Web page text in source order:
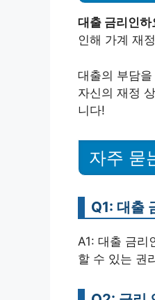
대출 금리인하
인해 가계 재
대출의 부담
자신의 재정
니다!
자주 묻
Q1: 대출
A1: 대출 금리
할 수 있는 권